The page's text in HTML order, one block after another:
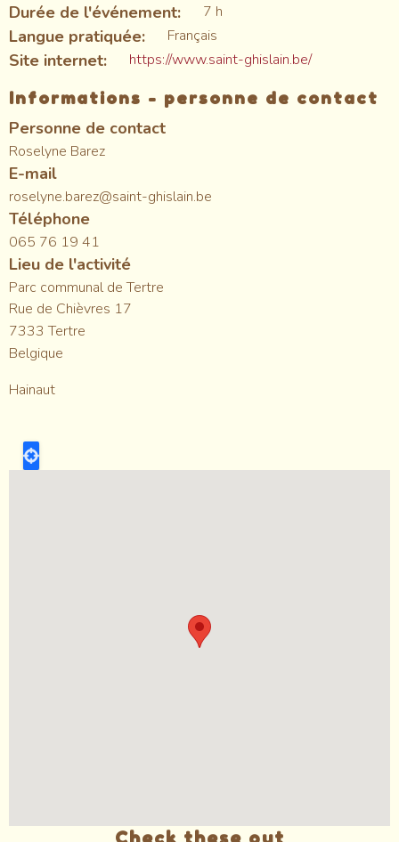
Durée de l'événement 7 h
Langue pratiquée Français
Site internet https://www.saint-ghislain.be/
Informations - personne de contact
Personne de contact
Roselyne Barez
E-mail
roselyne.barez@saint-ghislain.be
Téléphone
065 76 19 41
Lieu de l'activité
Parc communal de Tertre
Rue de Chièvres 17
7333 Tertre
Belgique
Hainaut